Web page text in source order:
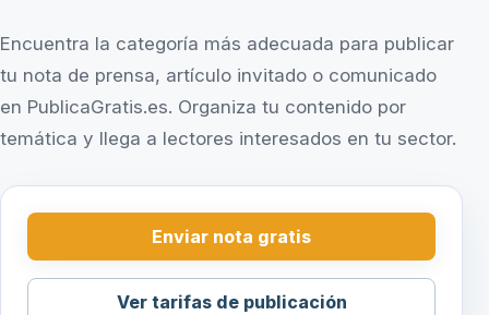
Encuentra la categoría más adecuada para publicar
tu nota de prensa, artículo invitado o comunicado
en PublicaGratis.es. Organiza tu contenido por
temática y llega a lectores interesados en tu sector.
Enviar nota gratis
Ver tarifas de publicación